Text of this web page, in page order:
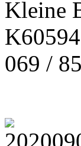
Kleine
069 /